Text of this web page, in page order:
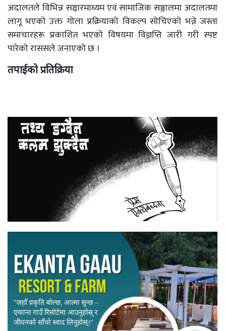
अदालतले विभिन्न सञ्चारमाध्यम एवं सामाजिक सञ्जालमा अदालतमा
लागू भएको उक्त गोला प्रक्रियाको विकल्प सोचिएको भन्ने जस्ता
समाचारहरू प्रकाशित भएको विषयमा विज्ञप्ति जारी गरी स्पष्ट
पारेको राससले जनाएको छ ।
तपाईको प्रतिक्रिया